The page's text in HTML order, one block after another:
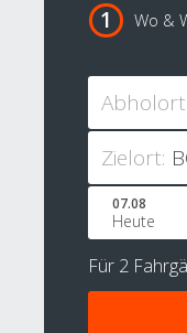
Wo &
Abholort:
Zielort:
07.08
Heute
Für 2